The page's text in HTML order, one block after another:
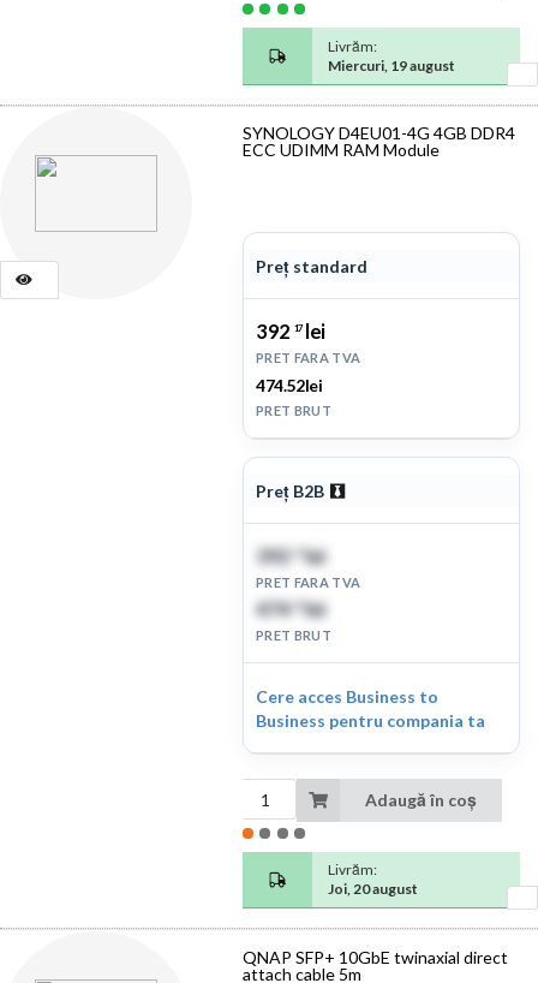
Livrăm:
Miercuri, 19 august
SYNOLOGY D4EU01-4G 4GB DDR4
ECC UDIMM RAM Module
Preț standard
392 17lei
PRET FARA TVA
474.52lei
PRET BRUT
Preț B2B
392 lei
PRET FARA TVA
474 lei
PRET BRUT
Cere acces Business to
Business pentru compania ta
Adaugă în coș
Livrăm:
Joi, 20 august
QNAP SFP+ 10GbE twinaxial direct
attach cable 5m